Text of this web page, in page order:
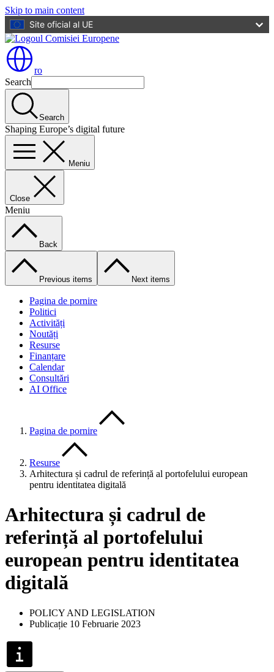
Skip to main content
Site oficial al UE
ro
Search
Search
Shaping Europe’s digital future
Meniu
Close
Meniu
Back
Previous items Next items
Pagina de pornire
Politici
Activități
Noutăți
Resurse
Finanțare
Calendar
Consultări
AI Office
Pagina de pornire
Resurse
Arhitectura și cadrul de referință al portofelului european
pentru identitatea digitală
Arhitectura și cadrul de
referință al portofelului
european pentru identitatea
digitală
POLICY AND LEGISLATION
Publicație 10 Februarie 2023